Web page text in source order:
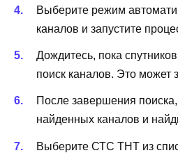
Выберите режим
каналов и запустите
Дождитесь, пока
поиск каналов. Это может
После завершения
найденных каналов и
Выберите СТС ТНТ из